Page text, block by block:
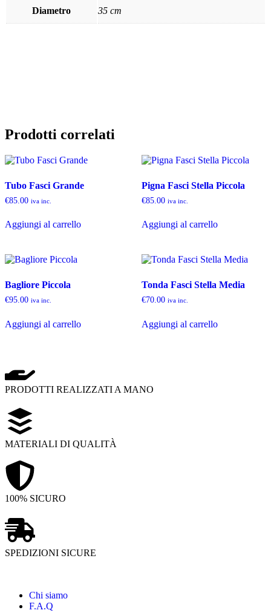
Diametro 35 cm
Prodotti correlati
Tubo Fasci Grande
€85.00 iva inc.
Aggiungi al carrello
Pigna Fasci Stella Piccola
€85.00 iva inc.
Aggiungi al carrello
Bagliore Piccola
€95.00 iva inc.
Aggiungi al carrello
Tonda Fasci Stella Media
€70.00 iva inc.
Aggiungi al carrello
PRODOTTI REALIZZATI A MANO
MATERIALI DI QUALITÀ
100% SICURO
SPEDIZIONI SICURE
Chi siamo
F.A.Q